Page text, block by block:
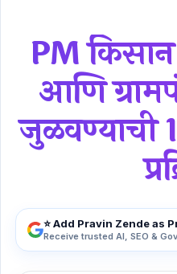
PM
आणि
जुळवण्याची
⭐ Add Pravin Zende as
Receive trusted AI, SEO &